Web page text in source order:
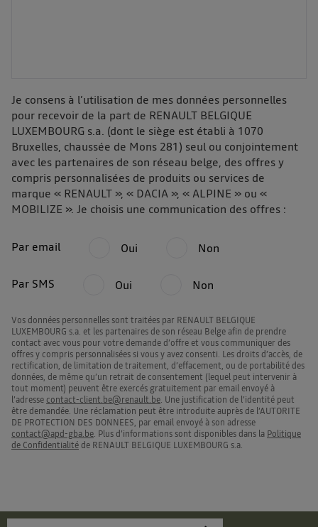
Je consens à l’utilisation de mes données personnelles
pour recevoir de la part de RENAULT BELGIQUE
LUXEMBOURG s.a. (dont le siège est établi à 1070
Bruxelles, chaussée de Mons 281) seul ou conjointement
avec les partenaires de son réseau belge, des offres y
compris personnalisées de produits ou services de
marque « RENAULT », « DACIA », « ALPINE » ou «
MOBILIZE ». Je choisis une communication des offres :
Par email Oui Non
Par SMS Oui Non
Vos données personnelles sont traitées par RENAULT BELGIQUE
LUXEMBOURG s.a. et les partenaires de son réseau Belge afin de prendre
contact avec vous pour votre demande d’offre et vous communiquer des
offres y compris personnalisées si vous y avez consenti. Les droits d’accès, de
rectification, de limitation de traitement, d’effacement, ou de portabilité des
données, de même qu’un retrait de consentement (lequel peut intervenir à
tout moment) peuvent être exercés gratuitement par email envoyé à
l’adresse contact-client.be@renault.be. Une justification de l’identité peut
être demandée. Une réclamation peut être introduite auprès de l’AUTORITE
DE PROTECTION DES DONNEES, par email envoyé à son adresse
contact@apd-gba.be. Plus d’informations sont disponibles dans la Politique
de Confidentialité de RENAULT BELGIQUE LUXEMBOURG s.a.